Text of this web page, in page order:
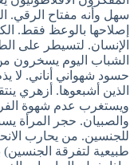
سهل وأنه مفتاح الرقي.
إصلاحها بالوعظ فقط.
الإنسان. لتسيطر على
الشباب اليوم يسخرون
حسود شهواني أناني. لا
الذين أشبعوها. أزهري
ويستغرب عدم شهوة
والصبيان. حجر المرأة
للجنسين. من يحارب
طبيعية لتفرقة